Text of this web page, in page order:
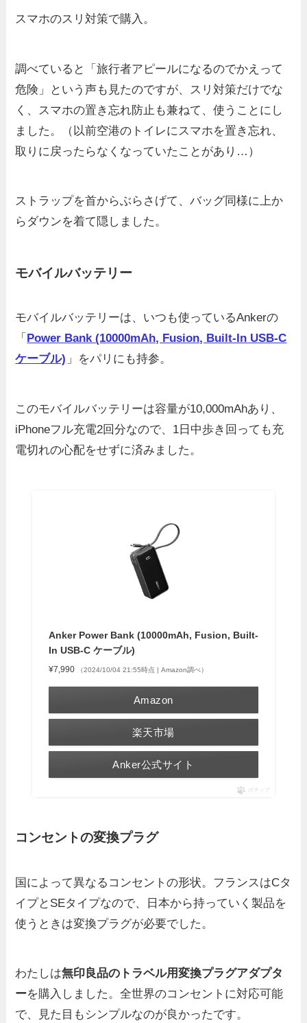
スマホのスリ対策で購入。
調べていると「旅行者アピールになるのでかえって
危険」という声も見たのですが、スリ対策だけでな
く、スマホの置き忘れ防止も兼ねて、使うことにし
ました。（以前空港のトイレにスマホを置き忘れ、
取りに戻ったらなくなっていたことがあり…）
ストラップを首からぶらさげて、バッグ同様に上か
らダウンを着て隠しました。
モバイルバッテリー
モバイルバッテリーは、いつも使っているAnkerの
「 Power Bank (10000mAh, Fusion, Built-In USB-C
ケーブル) 」をパリにも持参。
このモバイルバッテリーは容量が10,000mAhあり、
iPhoneフル充電2回分なので、1日中歩き回っても充
電切れの心配をせずに済みました。
Anker Power Bank (10000mAh, Fusion, Built-
In USB-C ケーブル)
¥7,990 （2024/10/04 21:55時点 | Amazon調べ）
Amazon
楽天市場
Anker公式サイト
ポチップ
コンセントの変換プラグ
国によって異なるコンセントの形状。フランスはCタ
イプとSEタイプなので、日本から持っていく製品を
使うときは変換プラグが必要でした。
わたしは無印良品のトラベル用変換プラグアダプタ
ーを購入しました。全世界のコンセントに対応可能
で、見た目もシンプルなのが良かったです。